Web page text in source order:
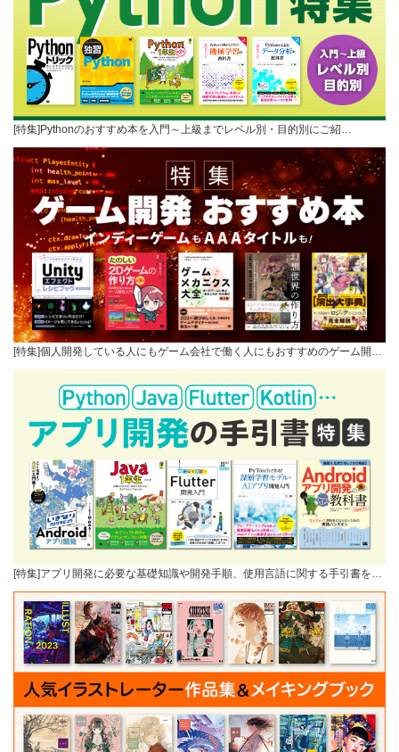
[特集]Pythonのおすすめ本を入門～上級までレベル別・目的別にご紹…
[特集]個人開発している人にもゲーム会社で働く人にもおすすめのゲーム開…
[特集]アプリ開発に必要な基礎知識や開発手順、使用言語に関する手引書を…